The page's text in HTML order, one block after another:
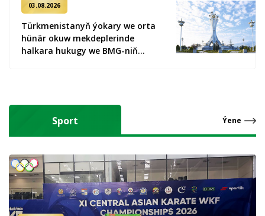
03.08.2026
Türkmenistanyň ýokary we orta
hünär okuw mekdeplerinde
halkara hukugy we BMG-niň
Sport Ýene